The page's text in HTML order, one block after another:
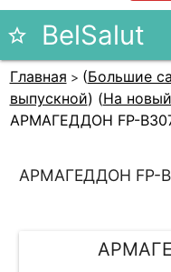
star_border BelSalut
Главная > (Большие
выпускной) (На
АРМАГЕДДОН FP-
АРМАГЕДДОН FP-